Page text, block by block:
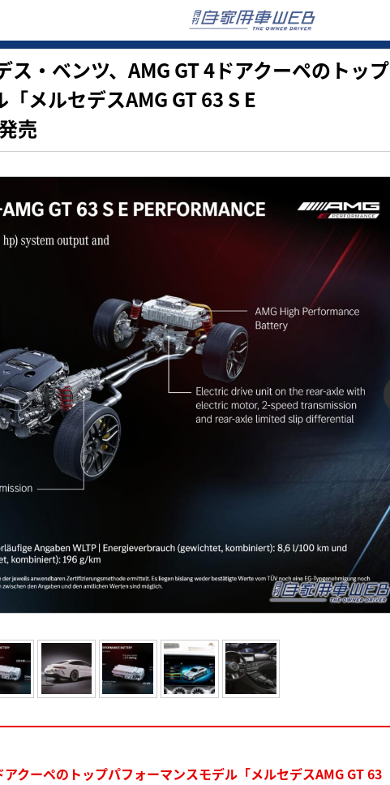
・ベンツ、AMG GT 4ドアクーペのトップ
メルセデスAMG GT 63 S E
売
クーペのトップパフォーマンスモデル「メルセデスAMG GT 63